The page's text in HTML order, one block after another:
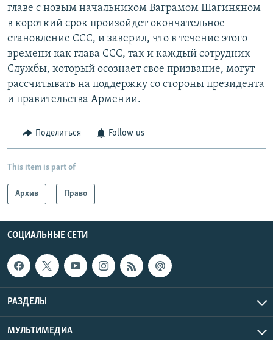
главе с новым начальником Ваграмом Шагиняном
в короткий срок произойдет окончательное
становление ССС, и заверил, что в течение этого
времени как глава ССС, так и каждый сотрудник
Службы, который осознает свое призвание, могут
рассчитывать на поддержку со стороны президента
и правительства Армении.
Поделиться Follow us
This item is part of
Архив Право
СОЦИАЛЬНЫЕ СЕТИ
РАЗДЕЛЫ
МУЛЬТИМЕДИА